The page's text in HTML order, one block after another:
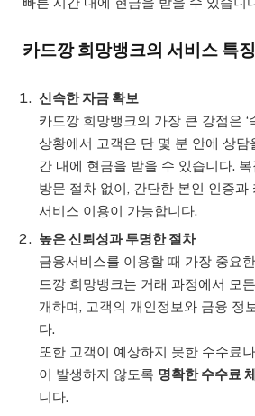
카드깡 희망뱅크의 서비스 특징
신속한 자금 확보
카드깡 희망뱅크의 가장 큰 강점은 ‘
상황에서 고객은 단 몇 분 안에 상담
간 내에 현금을 받을 수 있습니다.
방문 절차 없이, 간단한 본인 인증과
서비스 이용이 가능합니다.
높은 신뢰성과 투명한 절차
금융서비스를 이용할 때 가장 중요
드깡 희망뱅크는 거래 과정에서 모
개하며, 고객의 개인정보와 금융 정
다.
또한 고객이 예상하지 못한 수수료
이 발생하지 않도록 명확한 수수료
니다.